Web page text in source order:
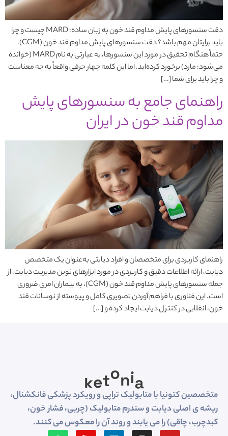
دقت سنسورهای پایش مداوم قند خون به زبان ساده: MARD چیست و چرا
باید برایتان مهم باشد؟ دقت سنسورهای پایش مداوم قند خون (CGM).
حتماً هنگام تحقیق در مورد این سنسورها، به عبارتی به نام MARD (خوانده
می‌شود: مارد) برخورد کرده‌اید. اما این کلمه چهار حرفی واقعاً به چه معناست
و چرا باید برای شما […]
راهنمای جامع به سنسورهای پایش
مداوم قند خون در ایران
راهنمای کاربردی برای متخصصان و افراد دیابتی به‌عنوان یک متخصص
دیابت، ارائه اطلاعات دقیق و کاربردی در مورد ابزارهای نوین مدیریت دیابت، از
جمله سنسورهای پایش مداوم قند خون (CGM)، به بیماران امری ضروری
است. این فناوری با فراهم آوردن تصویری کامل و پیوسته از نوسانات قند
خون، انقلابی در کنترل دیابت ایجاد کرده و […]
متخصصین کتونیا با متابولیک تراپی و رویکرد پزشکی فانکشنال،
ریشه ی اصلی دیابت و سندرم متابولیک (چربی، فشار خون،
کبدچرب، چاقی) را می یابند و روند آن را معکوس می کنند.